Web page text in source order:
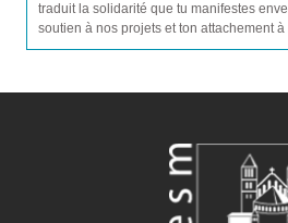
traduit la solidarité que tu manifestes
soutien à nos projets et ton attachement